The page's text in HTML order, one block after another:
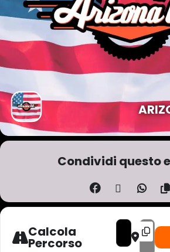
Condividi questo
Calcola
Percorso
ADDRESS -